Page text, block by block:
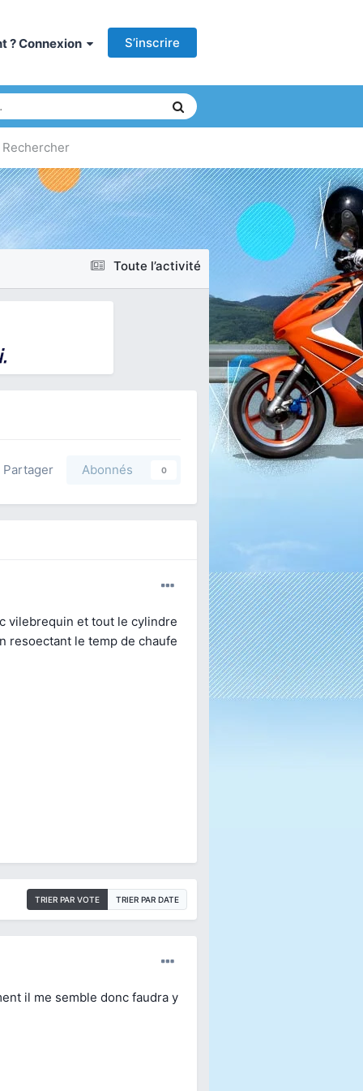
? Connexion S’inscrire
Rechercher
Toute l’activité
Partager Abonnés 0
vilebrequin et tout le cylindre
resoectant le temp de chaufe
TRIER PAR VOTE TRIER PAR DATE
il me semble donc faudra y